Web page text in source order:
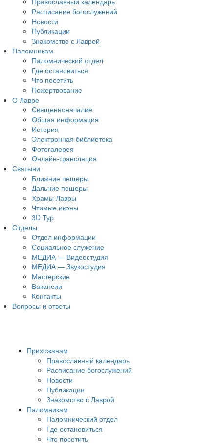
Расписание богослужений
Новости
Публикации
Знакомство с Лаврой
Паломникам
Паломнический отдел
Где остановиться
Что посетить
Пожертвование
О Лавре
Священноначалие
Общая информация
История
Электронная библиотека
Фотогалерея
Онлайн-трансляция
Святыни
Ближние пещеры
Дальние пещеры
Храмы Лавры
Чтимые иконы
3D Тур
Отделы
Отдел информации
Социальное служение
МЕДИА — Видеостудия
МЕДИА — Звукостудия
Мастерские
Вакансии
Контакты
Вопросы и ответы
Прихожанам
Православный календарь
Расписание богослужений
Новости
Публикации
Знакомство с Лаврой
Паломникам
Паломнический отдел
Где остановиться
Что посетить